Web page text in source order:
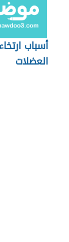
أسباب ارتخاء
العضلات